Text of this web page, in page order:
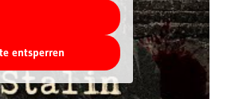
entsperren